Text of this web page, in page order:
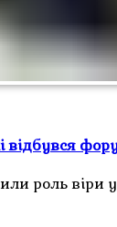
відбувся
роль віри